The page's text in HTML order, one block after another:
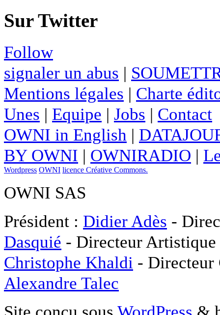
Sur Twitter
Follow
signaler un abus |
Mentions légales | Charte
Unes | Equipe | Jobs | Contact
OWNI in English |
BY OWNI | OWNIRADIO |
Wordpress OWNI licence Créative Commons.
OWNI SAS
Président : Didier Adès -
Dasquié - Directeur
Christophe Khaldi -
Alexandre Talec